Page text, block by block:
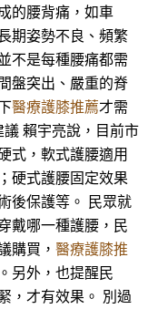
的腰背痛，如車
期姿勢不良、頻繁
不是每種腰痛都需
盤突出、嚴重的脊
醫療護膝推薦才需
賴宇亮說，目前市
式，軟式護腰適用
硬式護腰固定效果
後保護等。 民眾就
戴哪一種護腰，民
購買， 醫療護膝推
另外，也提醒民
，才有效果。 別過